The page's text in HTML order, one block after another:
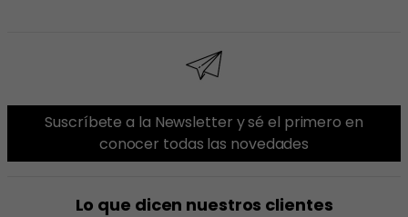
Suscríbete a la Newsletter y sé el primero en
conocer todas las novedades
Lo que dicen nuestros clientes